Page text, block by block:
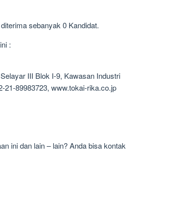
sebanyak 0 Kandidat.
:
III Blok I-9, Kawasan Industri
21-89983723, www.tokai-rika.co.jp
ini dan lain – lain? Anda bisa kontak